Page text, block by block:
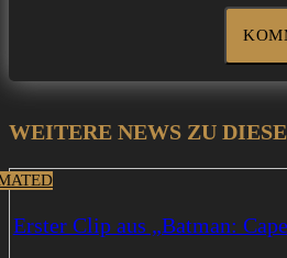
WEITERE NEWS ZU
Erster Clip aus „Batman: